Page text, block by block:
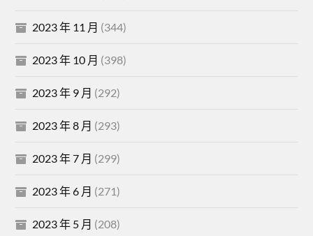
2023 年 11 月 (344)
2023 年 10 月 (398)
2023 年 9 月 (292)
2023 年 8 月 (293)
2023 年 7 月 (299)
2023 年 6 月 (271)
2023 年 5 月 (208)